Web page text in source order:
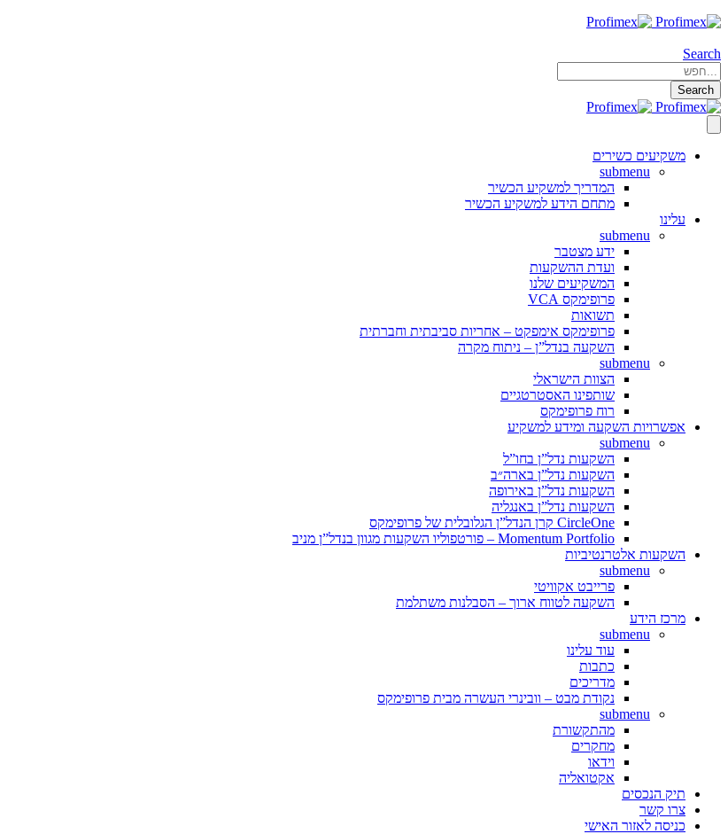
Search
Search
משקיעים כשירים
submenu
המדריך למשקיע הכשיר
מתחם הידע למשקיע הכשיר
עלינו
submenu
ידע מצטבר
ועדת ההשקעות
המשקיעים שלנו
פרופימקס VCA
תשואות
פרופימקס אימפקט – אחריות סביבתית וחברתית
השקעה בנדל”ן – ניתוח מקרה
submenu
הצוות הישראלי
שותפינו האסטרטגיים
רוח פרופימקס
אפשרויות השקעה ומידע למשקיע
submenu
השקעות נדל”ן בחו”ל
השקעות נדל”ן בארה״ב
השקעות נדל”ן באירופה
השקעות נדל”ן באנגליה
CircleOne קרן הנדל”ן הגלובלית של פרופימקס
Momentum Portfolio – פורטפוליו השקעות מגוון בנדל”ן מניב
השקעות אלטרנטיביות
submenu
פרייבט אקוויטי
השקעה לטווח ארוך – הסבלנות משתלמת
מרכז הידע
submenu
עוד עלינו
כתבות
מדריכים
נקודת מבט – וובינרי העשרה מבית פרופימקס
submenu
מהתקשורת
מחקרים
וידאו
אקטואליה
תיק הנכסים
צרו קשר
כניסה לאזור האישי